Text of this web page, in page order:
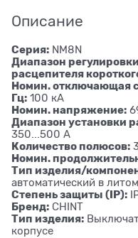
Описание
Серия: NM8N
Диапазон
расцепителя
Номин. отключающая
Гц: 100 кА
Номин. напряжение:
Диапазон установки
350...500 А
Количество полюсов:
Номин.
Тип изделия/
автоматический в
Степень защиты (IP):
Бренд: CHINT
Тип изделия:
корпусе